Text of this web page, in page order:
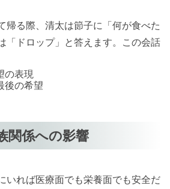
帰る際、清太は節子に「何が食べた
「ドロップ」と答えます。この会話
の表現
後の希望
関係への影響
いれば医療面でも栄養面でも安全だ